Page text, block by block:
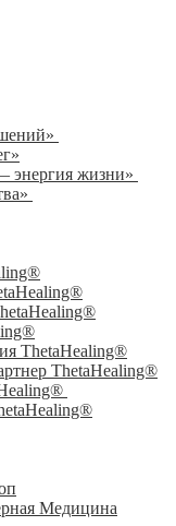
энергия жизни»
ThetaHealing®
ThetaHealing®
Медицина